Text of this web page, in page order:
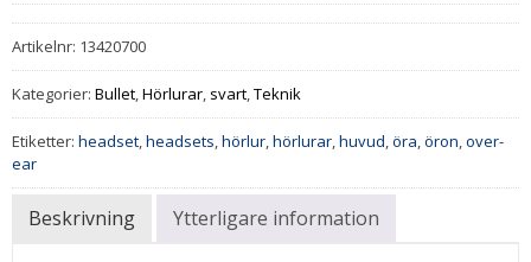
Artikelnr: 13420700
Kategorier: Bullet Hörlurar svart Teknik
Etiketter: headset headsets hörlur hörlurar huvud öra öron over-
ear
Beskrivning Ytterligare information